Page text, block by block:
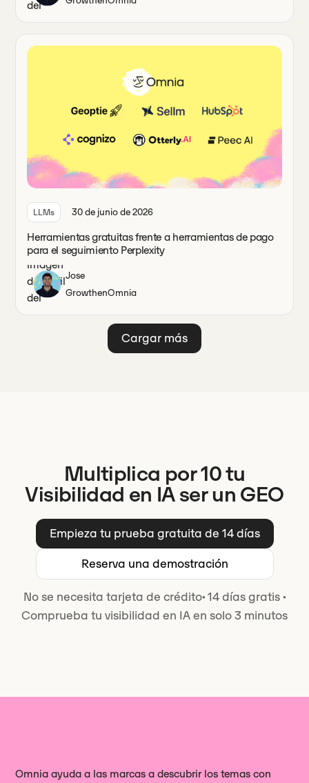
LLMs 30 de junio de 2026
Herramientas gratuitas frente a herramientas de pago
para el seguimiento Perplexity
Jose
GrowthenOmnia
Cargar más
Multiplica por 10 tu
Visibilidad en IA ser un GEO
Empieza tu prueba gratuita de 14 días
Reserva una demostración
No se necesita tarjeta de crédito·14 días gratis ·
Comprueba tu visibilidad en IA en solo 3 minutos
Omnia ayuda a las marcas a descubrir los temas con